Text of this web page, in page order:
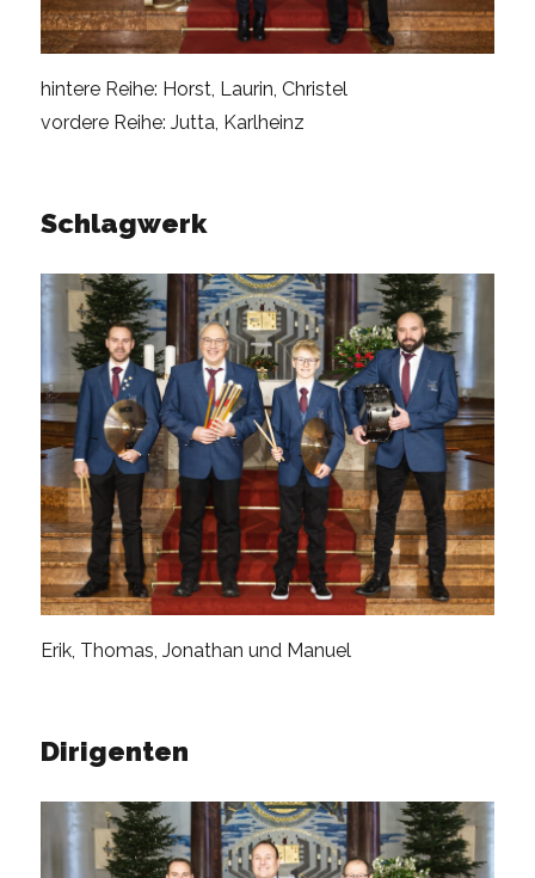
hintere Reihe: Horst, Laurin, Christel
vordere Reihe: Jutta, Karlheinz
Schlagwerk
Erik, Thomas, Jonathan und Manuel
Dirigenten